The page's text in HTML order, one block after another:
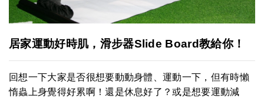
居家運動好時肌，滑步器Slide Board教給你！
回想一下大家是否很想要動動身體、運動一下，但有時懶
惰蟲上身覺得好累啊！還是休息好了？或是想要運動減